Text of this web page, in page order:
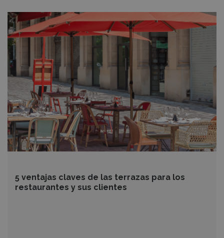
Restaurantes
5 ventajas claves de las terrazas para los
restaurantes y sus clientes
5
ventajas
claves
de
las
terrazas
los
restaurantes
y
sus
clientes